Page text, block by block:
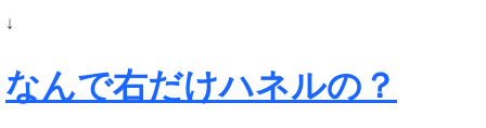
↓
なんで右だけハネルの？